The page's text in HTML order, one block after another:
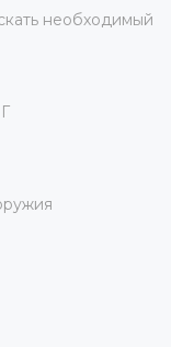
необходимый